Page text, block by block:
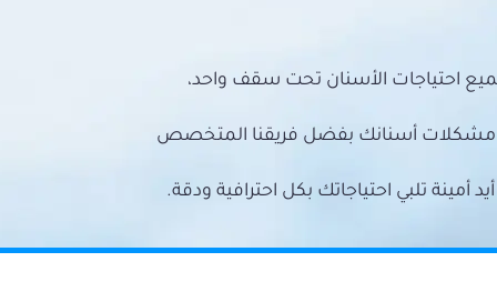
احتياجات الأسنان تحت سقف واحد،
مشكلات أسنانك بفضل فريقنا المتخصص
تلبي احتياجاتك بكل احترافية ودقة.